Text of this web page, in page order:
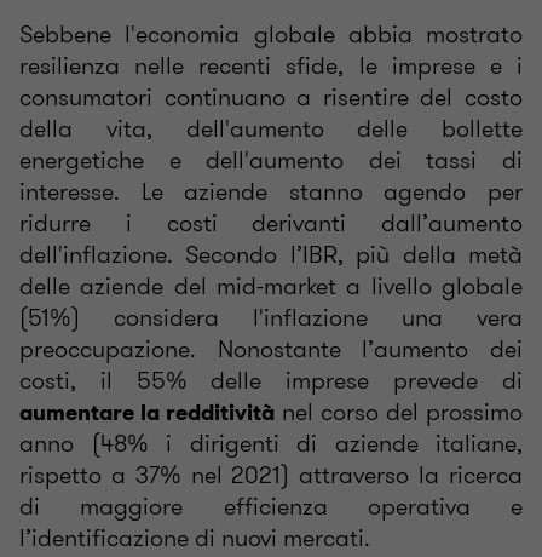
Sebbene l'economia globale abbia mostrato
resilienza nelle recenti sfide, le imprese e i
consumatori continuano a risentire del costo
della vita, dell'aumento delle bollette
energetiche e dell'aumento dei tassi di
interesse. Le aziende stanno agendo per
ridurre i costi derivanti dall’aumento
dell'inflazione. Secondo l’IBR, più della metà
delle aziende del mid-market a livello globale
(51%) considera l'inflazione una vera
preoccupazione. Nonostante l’aumento dei
costi, il 55% delle imprese prevede di
aumentare la redditività nel corso del prossimo
anno (48% i dirigenti di aziende italiane,
rispetto a 37% nel 2021) attraverso la ricerca
di maggiore efficienza operativa e
l’identificazione di nuovi mercati.